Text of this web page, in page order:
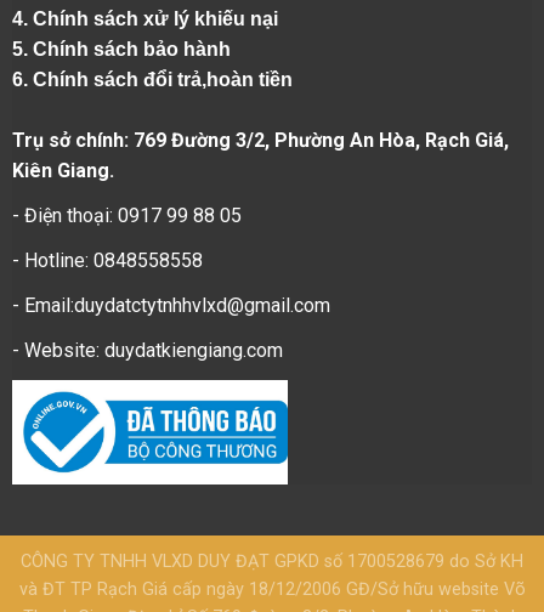
4. Chính sách xử lý khiếu nại
5. Chính sách bảo hành
6. Chính sách đổi trả,hoàn tiền
Trụ sở chính: 769 Đường 3/2, Phường An Hòa, Rạch Giá,
Kiên Giang.
- Điện thoại: 0917 99 88 05
- Hotline: 0848558558
- Email:duydatctytnhhvlxd@gmail.com
- Website: duydatkiengiang.com
CÔNG TY TNHH VLXD DUY ĐẠT GPKD số 1700528679 do Sở KH
và ĐT TP Rạch Giá cấp ngày 18/12/2006 GĐ/Sở hữu website Võ